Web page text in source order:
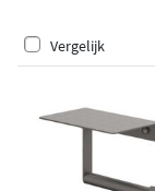
Vergelijk